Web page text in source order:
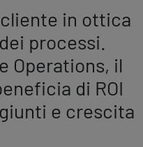
in ottica
processi.
Operations, il
di ROI
e crescita